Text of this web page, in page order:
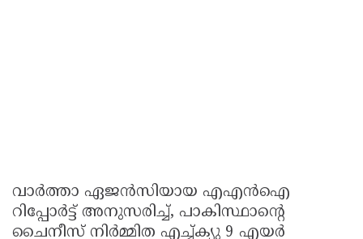
വാർത്താ ഏജൻസിയായ എഎൻഐ
റിപ്പോർട്ട് അനുസരിച്ച്, പാകിസ്ഥാന്റെ
ചൈനീസ് നിർമ്മിത എച്ച്ക്യു 9 എയർ